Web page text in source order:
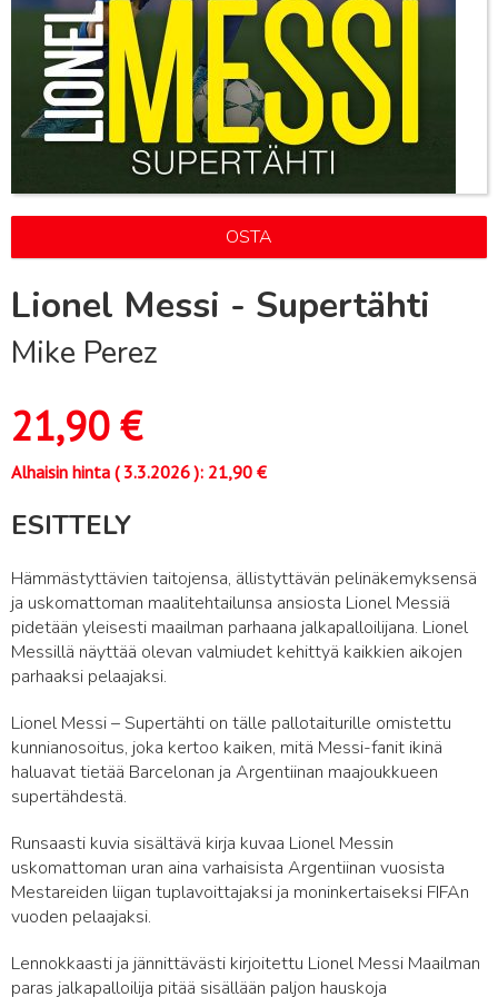
OSTA
Lionel Messi - Supertähti
Mike Perez
21,90€
Alhaisin hinta (3.3.2026): 21,90 €
ESITTELY
Hämmästyttävien taitojensa, ällistyttävän pelinäkemyksensä
ja uskomattoman maalitehtailunsa ansiosta Lionel Messiä
pidetään yleisesti maailman parhaana jalkapalloilijana. Lionel
Messillä näyttää olevan valmiudet kehittyä kaikkien aikojen
parhaaksi pelaajaksi.
Lionel Messi – Supertähti on tälle pallotaiturille omistettu
kunnianosoitus, joka kertoo kaiken, mitä Messi-fanit ikinä
haluavat tietää Barcelonan ja Argentiinan maajoukkueen
supertähdestä.
Runsaasti kuvia sisältävä kirja kuvaa Lionel Messin
uskomattoman uran aina varhaisista Argentiinan vuosista
Mestareiden liigan tuplavoittajaksi ja moninkertaiseksi FIFAn
vuoden pelaajaksi.
Lennokkaasti ja jännittävästi kirjoitettu Lionel Messi Maailman
paras jalkapalloilija pitää sisällään paljon hauskoja